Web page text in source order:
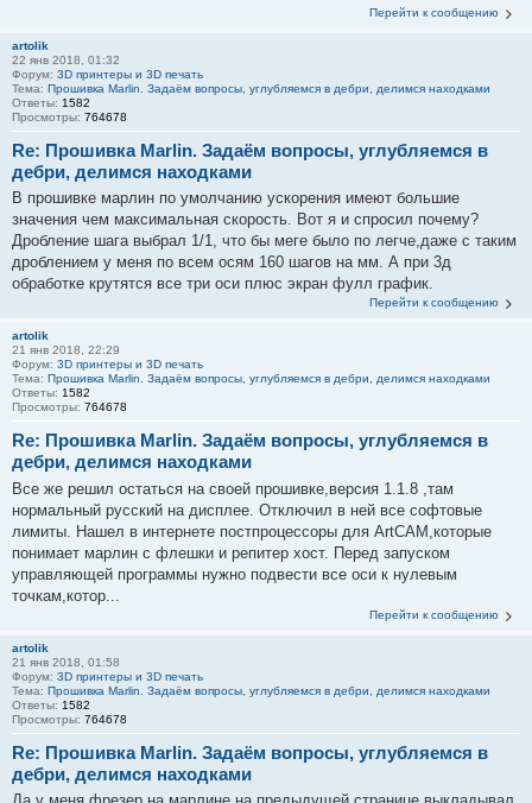
Перейти к сообщению
artolik
22 янв 2018, 01:32
Форум: 3D принтеры и 3D печать
Тема: Прошивка Marlin. Задаём вопросы, углубляемся в дебри, делимся находками
Ответы: 1582
Просмотры: 764678
Re: Прошивка Marlin. Задаём вопросы, углубляемся в
дебри, делимся находками
В прошивке марлин по умолчанию ускорения имеют большие
значения чем максимальная скорость. Вот я и спросил почему?
Дробление шага выбрал 1/1, что бы меге было по легче,даже с таким
дроблением у меня по всем осям 160 шагов на мм. А при 3д
обработке крутятся все три оси плюс экран фулл график.
Перейти к сообщению
artolik
21 янв 2018, 22:29
Форум: 3D принтеры и 3D печать
Тема: Прошивка Marlin. Задаём вопросы, углубляемся в дебри, делимся находками
Ответы: 1582
Просмотры: 764678
Re: Прошивка Marlin. Задаём вопросы, углубляемся в
дебри, делимся находками
Все же решил остаться на своей прошивке,версия 1.1.8 ,там
нормальный русский на дисплее. Отключил в ней все софтовые
лимиты. Нашел в интернете постпроцессоры для ArtCAM,которые
понимает марлин с флешки и репитер хост. Перед запуском
управляющей программы нужно подвести все оси к нулевым
точкам,котор...
Перейти к сообщению
artolik
21 янв 2018, 01:58
Форум: 3D принтеры и 3D печать
Тема: Прошивка Marlin. Задаём вопросы, углубляемся в дебри, делимся находками
Ответы: 1582
Просмотры: 764678
Re: Прошивка Marlin. Задаём вопросы, углубляемся в
дебри, делимся находками